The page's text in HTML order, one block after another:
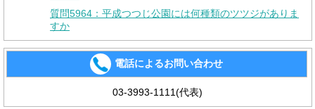
質問5964：平成つつじ公園には何種類のツツジがありま
すか
電話によるお問い合わせ
03-3993-1111(代表)